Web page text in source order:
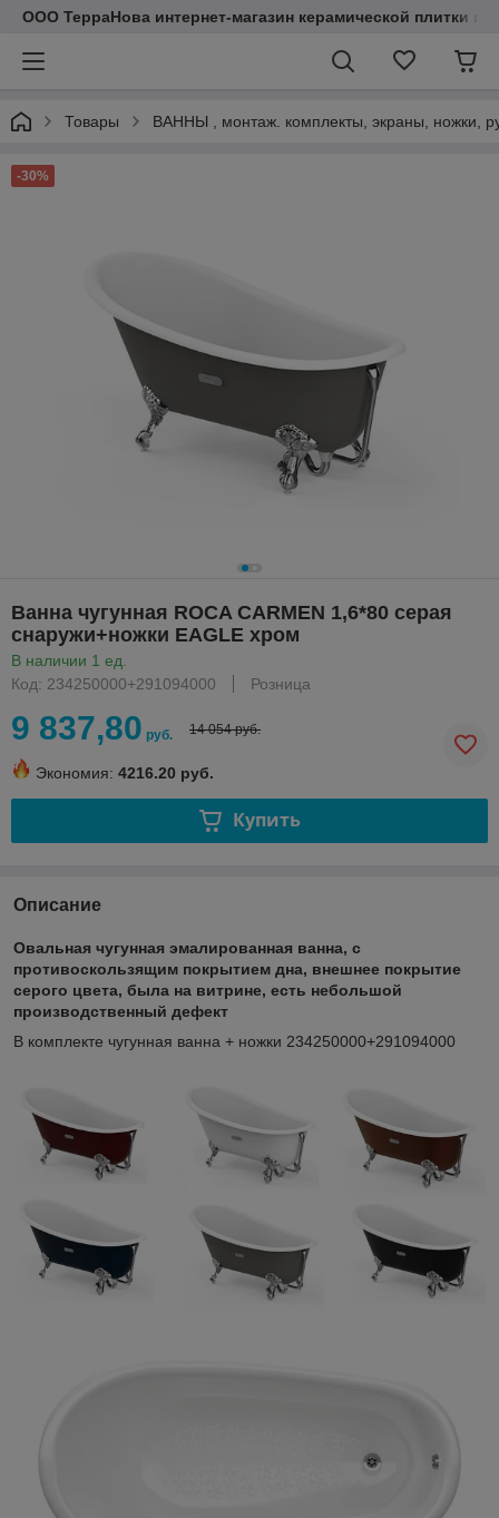
ООО ТерраНова интернет-магазин керамической плитки и
Товары ВАННЫ , монтаж. комплекты, экраны, ножки,
-30%
Ванна чугунная ROCA CARMEN 1,6*80 серая
снаружи+ножки EAGLE хром
В наличии 1 ед.
Код: 234250000+291094000
Розница
9 837,80 руб. 14 054 руб.
Экономия: 4216.20 руб.
Купить
Описание
Овальная чугунная эмалированная ванна, с
противоскользящим покрытием дна, внешнее покрытие
серого цвета, была на витрине, есть небольшой
производственный дефект
В комплекте чугунная ванна + ножки 234250000+291094000